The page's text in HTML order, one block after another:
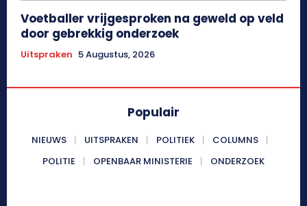
Voetballer vrijgesproken na geweld op veld
door gebrekkig onderzoek
Uitspraken 5 Augustus, 2026
Populair
NIEUWS UITSPRAKEN POLITIEK
COLUMNS
POLITIE
OPENBAAR MINISTERIE ONDERZOEK